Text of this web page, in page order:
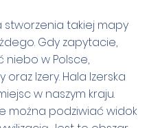
takiej mapy
Gdy zapytacie,
w Polsce,
Izery. Hala Izerska
w naszym kraju.
można podziwiać widok